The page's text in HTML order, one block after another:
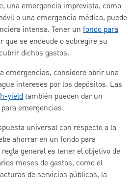
una emergencia imprevista, como
o una emergencia médica, puede
intensa. Tener un fondo para
que se endeude o sobregire su
dichos gastos.
emergencias, considere abrir una
intereses por los depósitos. Las
yieldtambién pueden dar un
emergencias.
universal con respecto a la
ahorrar en un fondo para
general es tener el objetivo de
meses de gastos, como el
de servicios públicos, la